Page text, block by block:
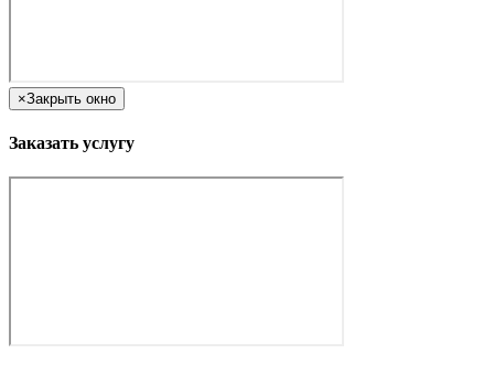
×Закрыть окно
Заказать услугу